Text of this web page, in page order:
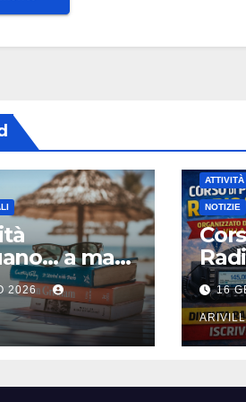
a mare
2026
NOTIZIE
16